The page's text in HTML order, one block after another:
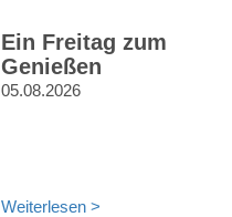
Ein Freitag zum
Genießen
05.08.2026
Weiterlesen >